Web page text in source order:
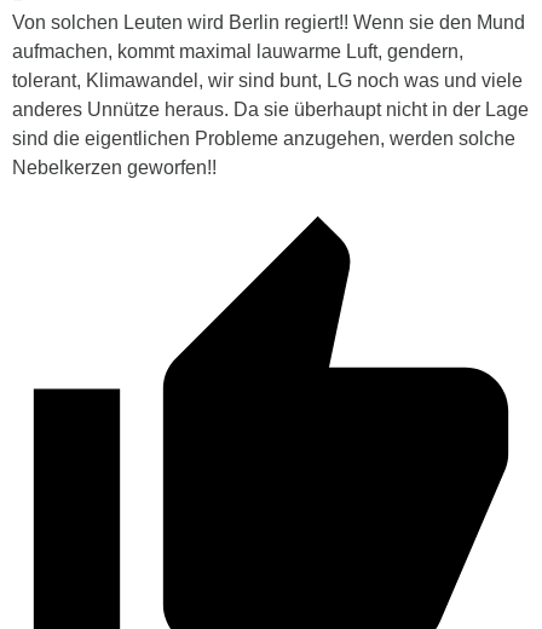
Von solchen Leuten wird Berlin regiert!! Wenn sie den Mund
aufmachen, kommt maximal lauwarme Luft, gendern,
tolerant, Klimawandel, wir sind bunt, LG noch was und viele
anderes Unnütze heraus. Da sie überhaupt nicht in der Lage
sind die eigentlichen Probleme anzugehen, werden solche
Nebelkerzen geworfen!!